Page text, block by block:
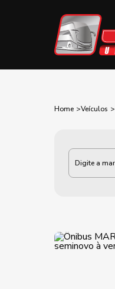
Home Veículos
Categoria